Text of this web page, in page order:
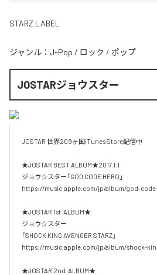
STARZ LABEL
ジャンル： J-Pop / ロック / ポップ
JOSTARジョウスター
JOSTAR 世界209ヶ国iTunes Store配信中
★JOSTAR BEST ALBUM★2017.1.1
ジョウ☆スター「GOD CODE HERO」
https://music.apple.com/jp/album/god-
★JOSTAR 1st  ALBUM★
ジョウ☆スター
「SHOCK KING AVENGER STARZ」
https://music.apple.com/jp/album/shock-
★JOSTAR 2nd  ALBUM★